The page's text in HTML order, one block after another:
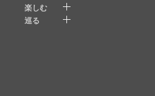
楽しむ
巡る